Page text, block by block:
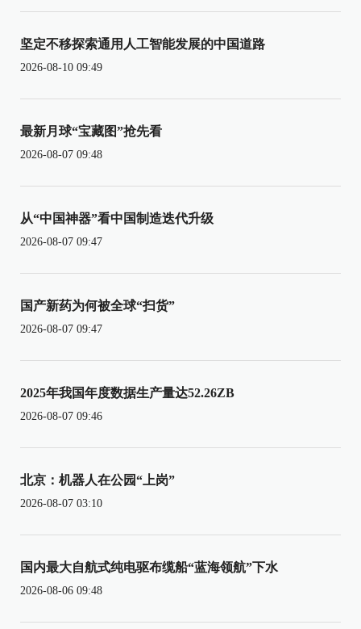
坚定不移探索通用人工智能发展的中国道路
2026-08-10 09:49
最新月球“宝藏图”抢先看
2026-08-07 09:48
从“中国神器”看中国制造迭代升级
2026-08-07 09:47
国产新药为何被全球“扫货”
2026-08-07 09:47
2025年我国年度数据生产量达52.26ZB
2026-08-07 09:46
北京：机器人在公园“上岗”
2026-08-07 03:10
国内最大自航式纯电驱布缆船“蓝海领航”下水
2026-08-06 09:48